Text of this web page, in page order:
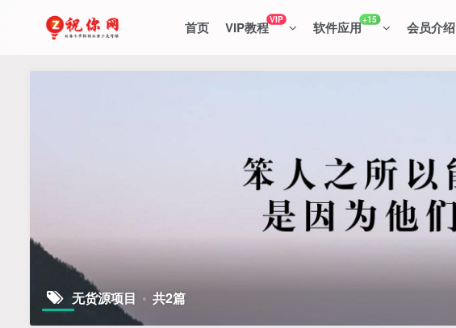
首页 VIP教程VIP 软件应用+15 会员介绍
无货源项目 共2篇